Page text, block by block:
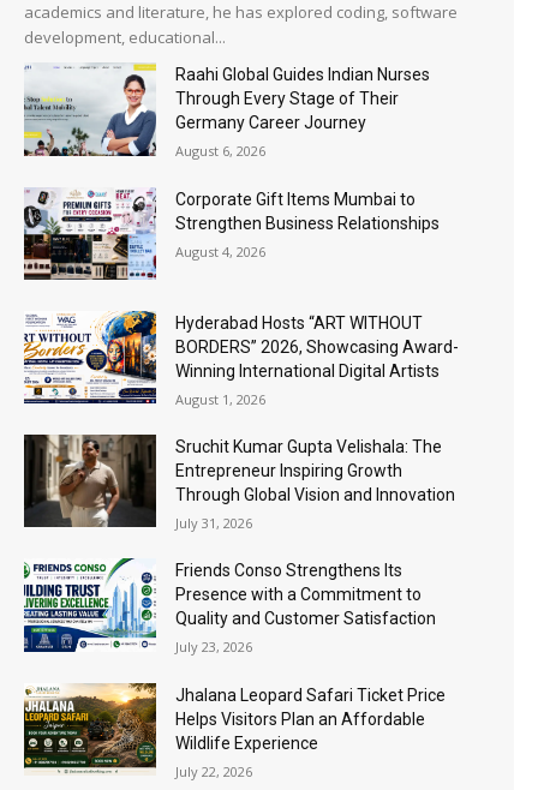
academics and literature, he has explored coding, software
development, educational...
Raahi Global Guides Indian Nurses
Through Every Stage of Their
Germany Career Journey
August 6, 2026
Corporate Gift Items Mumbai to
Strengthen Business Relationships
August 4, 2026
Hyderabad Hosts “ART WITHOUT
BORDERS” 2026, Showcasing Award-
Winning International Digital Artists
August 1, 2026
Sruchit Kumar Gupta Velishala: The
Entrepreneur Inspiring Growth
Through Global Vision and Innovation
July 31, 2026
Friends Conso Strengthens Its
Presence with a Commitment to
Quality and Customer Satisfaction
July 23, 2026
Jhalana Leopard Safari Ticket Price
Helps Visitors Plan an Affordable
Wildlife Experience
July 22, 2026